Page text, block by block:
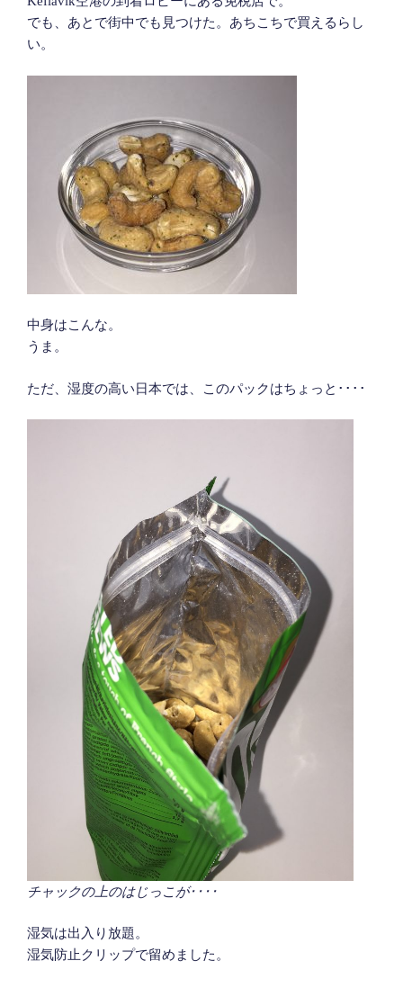
でも、あとで街中でも見つけた。あちこちで買えるらし
い。
中身はこんな。
うま。
ただ、湿度の高い日本では、このパックはちょっと････
チャックの上のはじっこが････
湿気は出入り放題。
湿気防止クリップで留めました。